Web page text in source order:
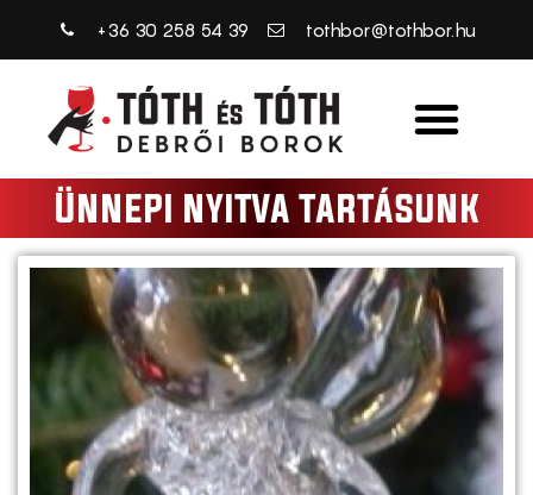
+36 30 258 54 39 tothbor@tothbor.hu
Ünnepi nyitva tartásunk